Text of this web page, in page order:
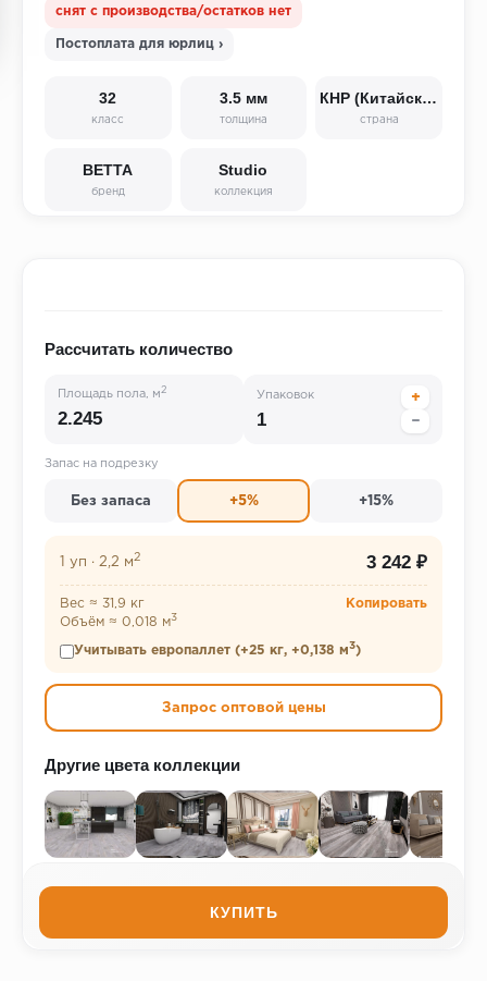
снят с производства/остатков нет
Постоплата для юрлиц ›
32
класс
3.5 мм
толщина
КНР (Китайская Народная Республика)
страна
BETTA
бренд
Studio
коллекция
Рассчитать количество
Площадь пола, м 2
Упаковок
+
−
Запас на подрезку
Без запаса +5% +15%
1 уп · 2,2 м 2 3 242 ₽
Вес ≈ 31,9 кг
Объём ≈ 0,018 м3
Копировать
Учитывать европаллет (+25 кг, +0,138 м3)
Запрос оптовой цены
Другие цвета коллекции
КУПИТЬ